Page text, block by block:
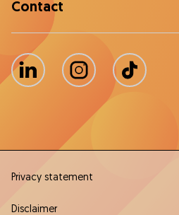
Contact
LinkedIn Instagram TikTok
Privacy statement
Disclaimer